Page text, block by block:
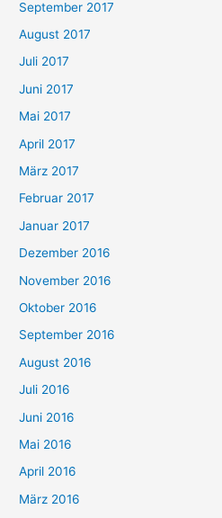
September 2017
August 2017
Juli 2017
Juni 2017
Mai 2017
April 2017
März 2017
Februar 2017
Januar 2017
Dezember 2016
November 2016
Oktober 2016
September 2016
August 2016
Juli 2016
Juni 2016
Mai 2016
April 2016
März 2016